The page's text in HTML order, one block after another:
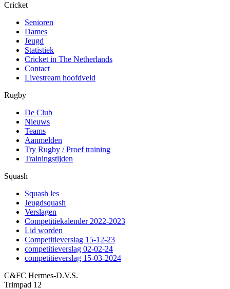
Cricket
Senioren
Dames
Jeugd
Statistiek
Cricket in The Netherlands
Contact
Livestream hoofdveld
Rugby
De Club
Nieuws
Teams
Aanmelden
Try Rugby / Proef training
Trainingstijden
Squash
Squash les
Jeugdsquash
Verslagen
Competitiekalender 2022-2023
Lid worden
Competitieverslag 15-12-23
competitieverslag 02-02-24
competitieverslag 15-03-2024
C&FC Hermes-D.V.S.
Trimpad 12